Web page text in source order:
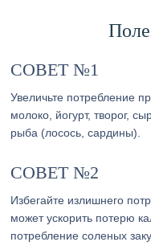
СОВЕТ №1
Увеличьте потребление
молоко, йогурт, творог,
рыба (лосось, сардины).
СОВЕТ №2
Избегайте излишнего
может ускорить потерю
потребление соленых